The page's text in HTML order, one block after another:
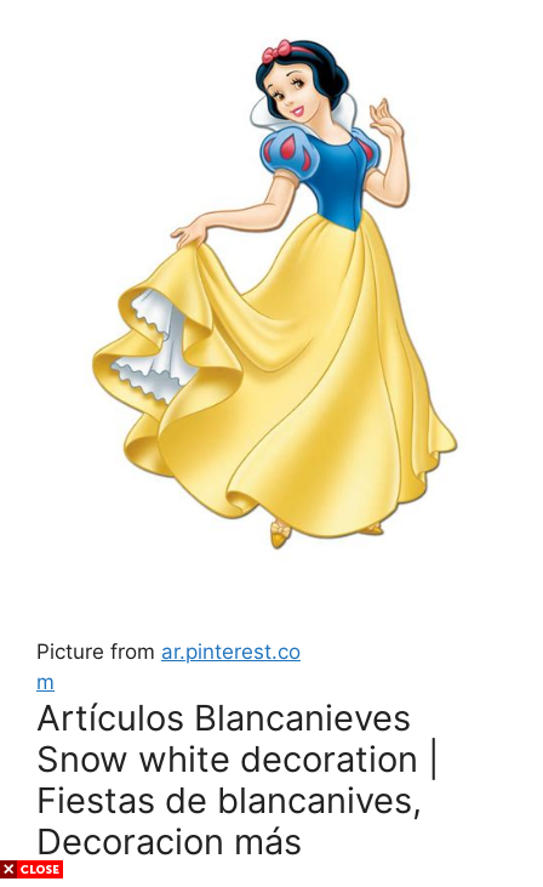
Picture from ar.pinterest.co
m
Artículos Blancanieves
Snow white decoration |
Fiestas de blancanives,
Decoracion más